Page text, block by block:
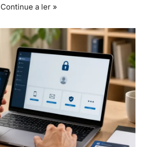
Continue a ler »